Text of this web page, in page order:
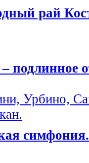
рай
–
Урбино,